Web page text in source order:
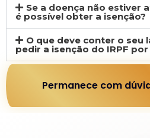
Se a doença não estiver
é possível obter a isenção?
O que deve conter o seu
pedir a isenção do IRPF
Permanece com